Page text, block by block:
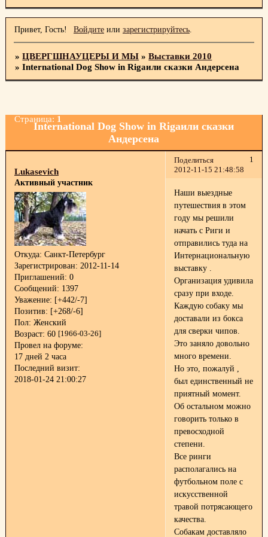
Привет, Гость! Войдитеили зарегистрируйтесь.
»ЦВЕРГШНАУЦЕРЫ И МЫ »Выставки 2010
»International Dog Show in Rigaили сказки Андерсена
International Dog Show in Rigaили сказки
Андерсена
Страница: 1
Поделиться
1
2012-11-15 21:48:58
Lukasevich
Активный участник
Откуда: Санкт-Петербург
Зарегистрирован: 2012-11-14
Приглашений: 0
Сообщений: 1397
Уважение: [+442/-7]
Позитив: [+268/-6]
Пол: Женский
Возраст: 60 [1966-03-26]
Провел на форуме:
17 дней 2 часа
Последний визит:
2018-01-24 21:00:27
Наши выездные
путешествия в этом
году мы решили
начать с Риги и
отправились туда на
Интернациональную
выставку .
Организация удивила
сразу при входе.
Каждую собаку мы
доставали из бокса
для сверки чипов.
Это заняло довольно
много времени.
Но это, пожалуй ,
был единственный не
приятный момент.
Об остальном можно
говорить только в
превосходной
степени.
Все ринги
располагались на
футбольном поле с
искусственной
травой потрясающего
качества.
Собакам доставляло